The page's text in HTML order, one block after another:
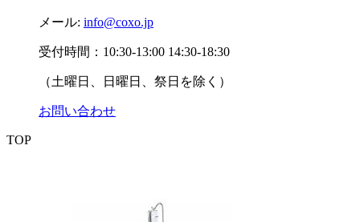
メール: info@coxo.jp
受付時間：10:30-13:00 14:30-18:30
（土曜日、日曜日、祭日を除く）
お問い合わせ
TOP